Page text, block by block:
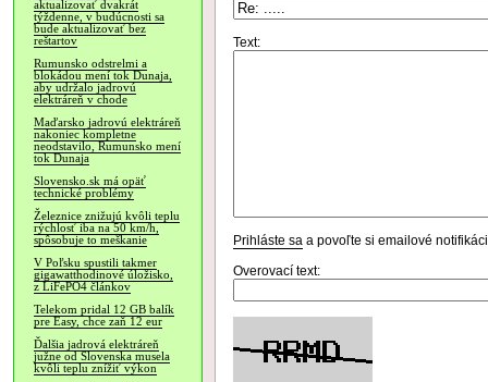
aktualizovať dvakrát
týždenne, v budúcnosti sa
bude aktualizovať bez
reštartov
Rumunsko odstrelmi a
blokádou mení tok Dunaja,
aby udržalo jadrovú
elektráreň v chode
Maďarsko jadrovú elektráreň
nakoniec kompletne
neodstavilo, Rumunsko mení
tok Dunaja
Slovensko.sk má opäť
technické problémy
Železnice znižujú kvôli teplu
rýchlosť iba na 50 km/h,
spôsobuje to meškanie
V Poľsku spustili takmer
gigawatthodinové úložisko,
z LiFePO4 článkov
Telekom pridal 12 GB balík
pre Easy, chce zaň 12 eur
Ďalšia jadrová elektráreň
južne od Slovenska musela
kvôli teplu znížiť výkon
Text:
Prihláste sa a povoľte si emailové
Overovací text: